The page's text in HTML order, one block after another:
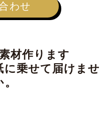
わせ
材作ります
乗せて届けませ